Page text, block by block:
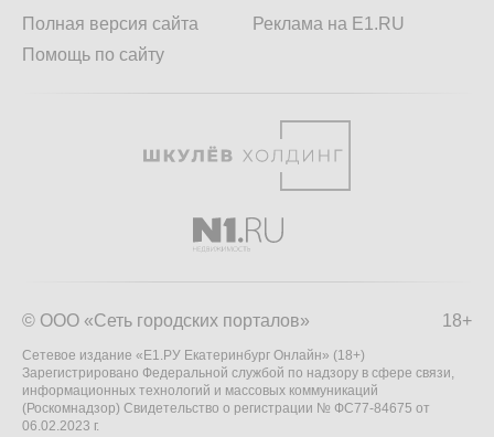
Полная версия сайта
Помощь по сайту
Реклама на E1.RU
18+
© ООО «Сеть городских порталов»
Сетевое издание «Е1.РУ Екатеринбург Онлайн» (18+)
Зарегистрировано Федеральной службой по надзору в сфере связи,
информационных технологий и массовых коммуникаций
(Роскомнадзор) Свидетельство о регистрации № ФС77-84675 от
06.02.2023 г.